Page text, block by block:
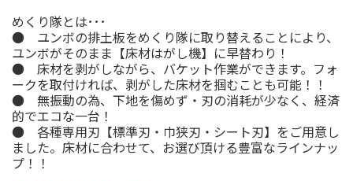
めくり隊とは･･･
● ユンボの排土板をめくり隊に取り替えることにより、
ユンボがそのまま【床材はがし機】に早替わり！
● 床材を剥がしながら、バケット作業ができます。フォ
ークを取付ければ、剥がした床材を掴むことも可能！！
● 無振動の為、下地を傷めず・刃の消耗が少なく、経済
的でエコな一台！
● 各種専用刃【標準刃・巾狭刃・シート刃】をご用意し
ました。床材に合わせて、お選び頂ける豊富なラインナッ
プ！！